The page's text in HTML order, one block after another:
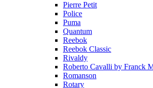
Pierre Petit
Police
Puma
Quantum
Reebok
Reebok Classic
Rivaldy
Roberto Cavalli by Franck
Romanson
Rotary